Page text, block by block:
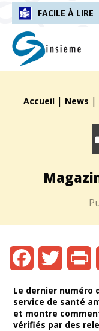
FACILE À LIRE
insieme.ch
Fil d'Ariane :
Accueil | News |
Le dernier numéro
service de santé
et montre
vérifiés par des